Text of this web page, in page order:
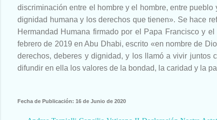
discriminación entre el hombre y el hombre, entre
dignidad humana y los derechos que tienen». Se hace
Hermandad Humana firmado por el Papa Francisco y
febrero de 2019 en Abu Dhabi, escrito «en nombre de
derechos, deberes y dignidad, y los llamó a vivir juntos
difundir en ella los valores de la bondad, la caridad y la
Fecha de Publicación: 16 de Junio de 2020